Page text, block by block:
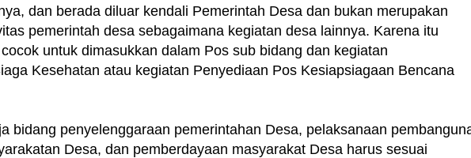
dan berada diluar kendali Pemerintah Desa dan bukan merupakan
pemerintah desa sebagaimana kegiatan desa lainnya. Karena itu
untuk dimasukkan dalam Pos sub bidang dan kegiatan
Kesehatan atau kegiatan Penyediaan Pos Kesiapsiagaan Bencana
bidang penyelenggaraan pemerintahan Desa, pelaksanaan
Desa, dan pemberdayaan masyarakat Desa harus sesuai